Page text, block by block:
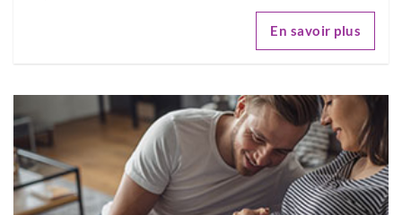
En savoir plus